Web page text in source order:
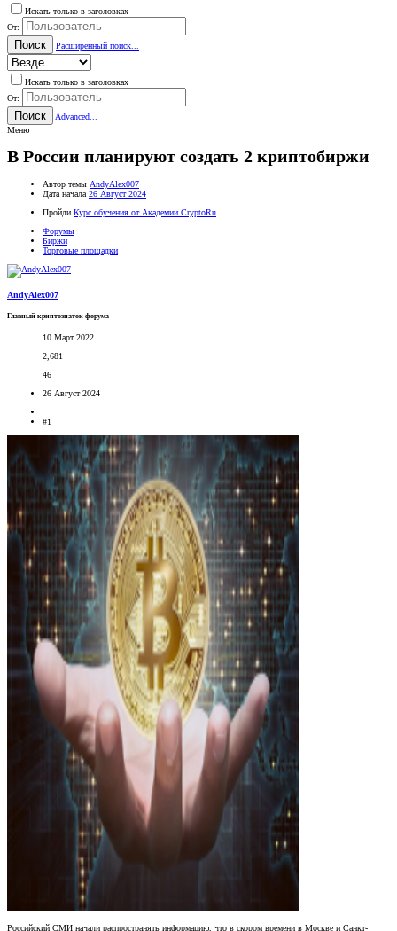
Искать только в заголовках
От:
Поиск Расширенный поиск...
Искать только в заголовках
От:
Поиск
Advanced...
Меню
В России планируют создать 2 криптобиржи
Автор темы AndyAlex007
Дата начала 26 Август 2024
Пройди Курс обучения от Академии CryptoRu
Форумы
Биржи
Торговые площадки
AndyAlex007
Главный криптознаток форума
10 Март 2022
2,681
46
26 Август 2024
#1
Российский СМИ начали распространять информацию, что в скором времени в Москве и Санкт-